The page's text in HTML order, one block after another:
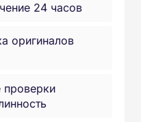
24 часов
оригиналов